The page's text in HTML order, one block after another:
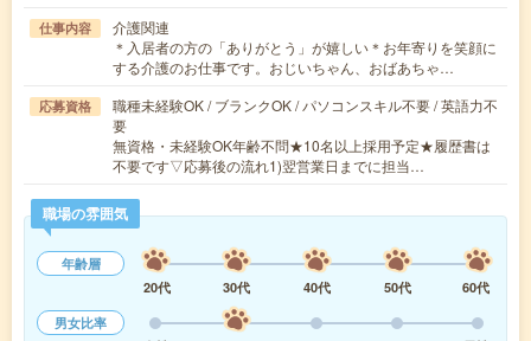
仕事内容
介護関連
＊入居者の方の「ありがとう」が嬉しい＊お年寄りを笑顔に
する介護のお仕事です。おじいちゃん、おばあちゃ…
応募資格
職種未経験OK / ブランクOK / パソコンスキル不要 / 英語力不
要
無資格・未経験OK年齢不問★10名以上採用予定★履歴書は
不要です▽応募後の流れ1)翌営業日までに担当…
職場の雰囲気
年齢層
20代
30代 40代 50代
60代
男女比率